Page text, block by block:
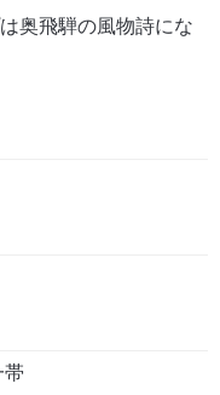
奥飛騨の風物詩にな